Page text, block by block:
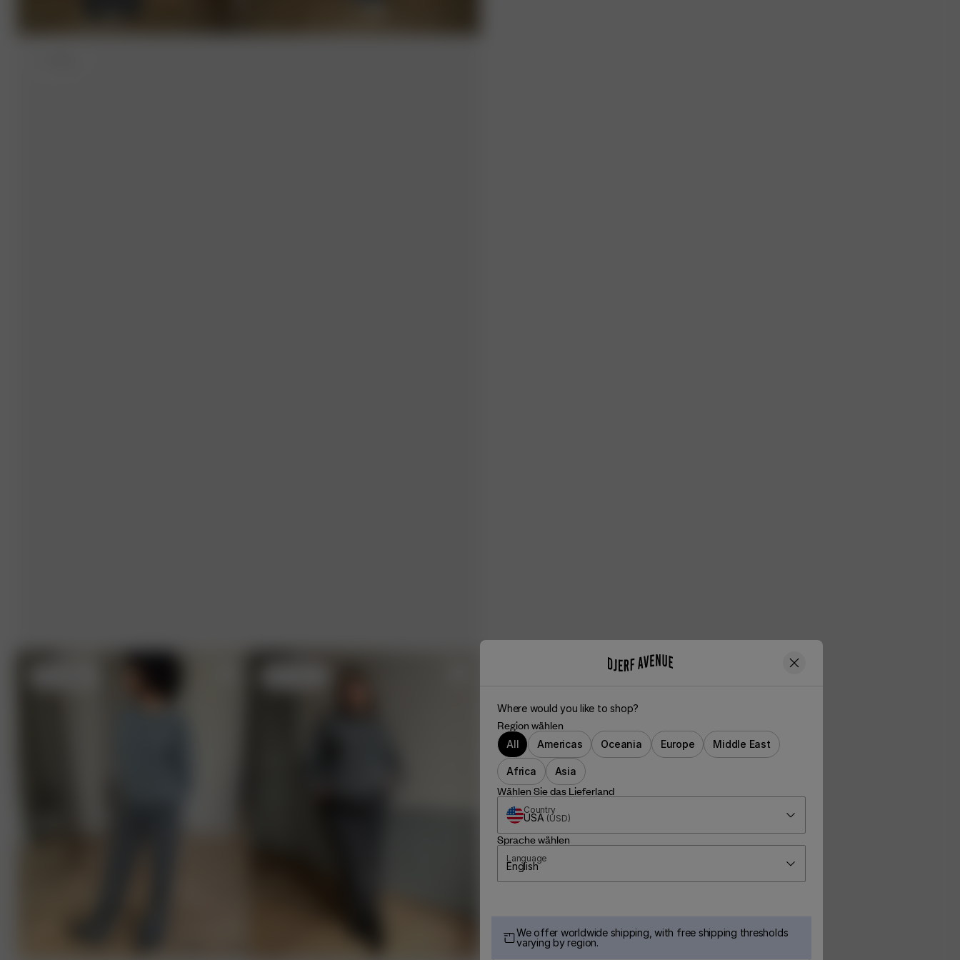
Where would you like to shop?
Region wählen
All Americas Oceania Europe Middle East
Africa Asia
Wählen Sie das Lieferland
Country
USA (USD)
Sprache wählen
Language
English
We offer worldwide shipping, with free shipping thresholds
varying by region.